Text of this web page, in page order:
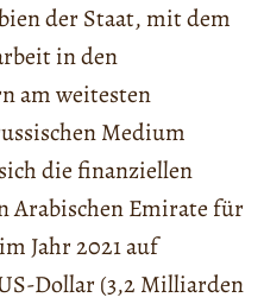
der Staat, mit dem
in den
am weitesten
Medium
die finanziellen
Arabischen Emirate für
Jahr 2021 auf
Dollar (3,2 Milliarden